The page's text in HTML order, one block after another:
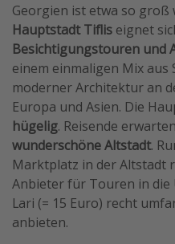
Georgien ist etwa so groß
Hauptstadt Tiflis eignet
Besichtigungstouren und
einem einmaligen Mix aus
moderner Architektur an
Europa und Asien. Die
hügelig. Reisende
wunderschöne Altstadt.
Marktplatz in der Altstadt
Anbieter für Touren in die
Lari (= 15 Euro) recht
anbieten.